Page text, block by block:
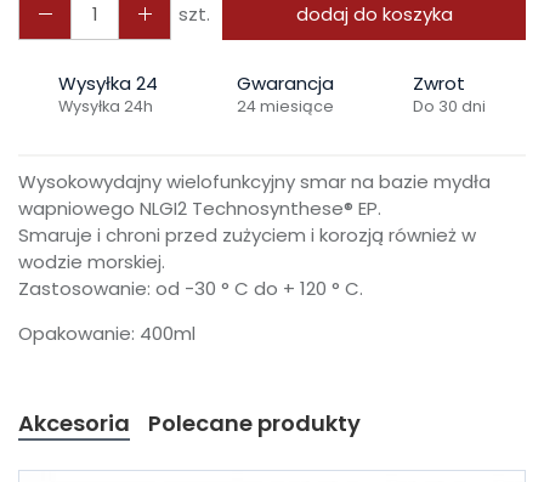
szt. dodaj do koszyka
Wysyłka 24
Wysyłka 24h
Gwarancja
24 miesiące
Zwrot
Do 30 dni
Wysokowydajny wielofunkcyjny smar na bazie mydła
wapniowego NLGI2 Technosynthese® EP.
Smaruje i chroni przed zużyciem i korozją również w
wodzie morskiej.
Zastosowanie: od -30 ° C do + 120 ° C.
Opakowanie: 400ml
Akcesoria Polecane produkty